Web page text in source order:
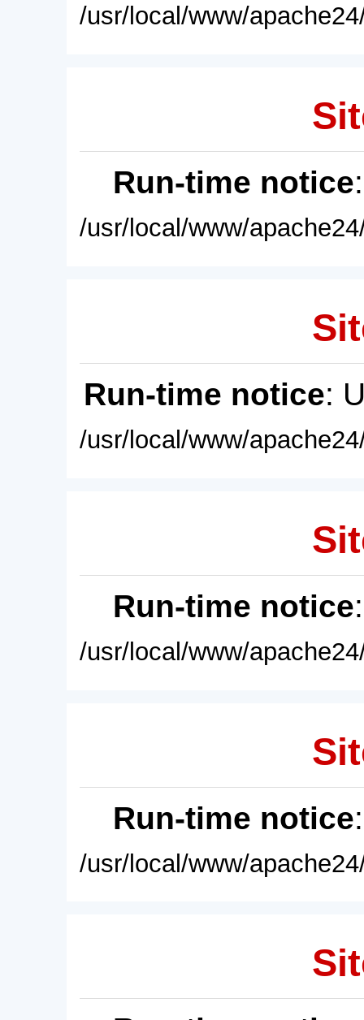
/usr/local/www/
Run-time notice
/usr/local/www/
Run-time notice:
/usr/local/www/
Run-time notice
/usr/local/www/
Run-time notice
/usr/local/www/